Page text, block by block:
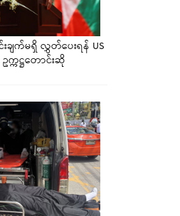
းချက်မရှိ လွှတ်ပေးရန် US
က္ကဋ္ဌတောင်းဆို